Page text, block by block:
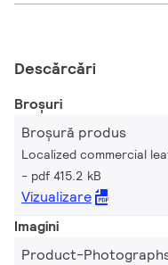
Descărcări
Broșuri
Broșură produs
Localized commercial
pdf 415.2 kB
Vizualizare
Imagini
Product-